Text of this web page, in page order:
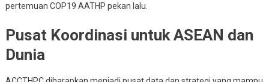
pertemuan COP19 AATHP pekan lalu.
Pusat Koordinasi untuk ASEAN dan
Dunia